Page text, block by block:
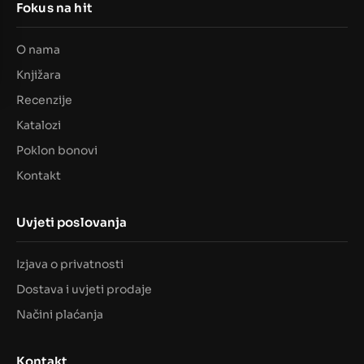
Fokus na hit
O nama
Knjižara
Recenzije
Katalozi
Poklon bonovi
Kontakt
Uvjeti poslovanja
Izjava o privatnosti
Dostava i uvjeti prodaje
Načini plaćanja